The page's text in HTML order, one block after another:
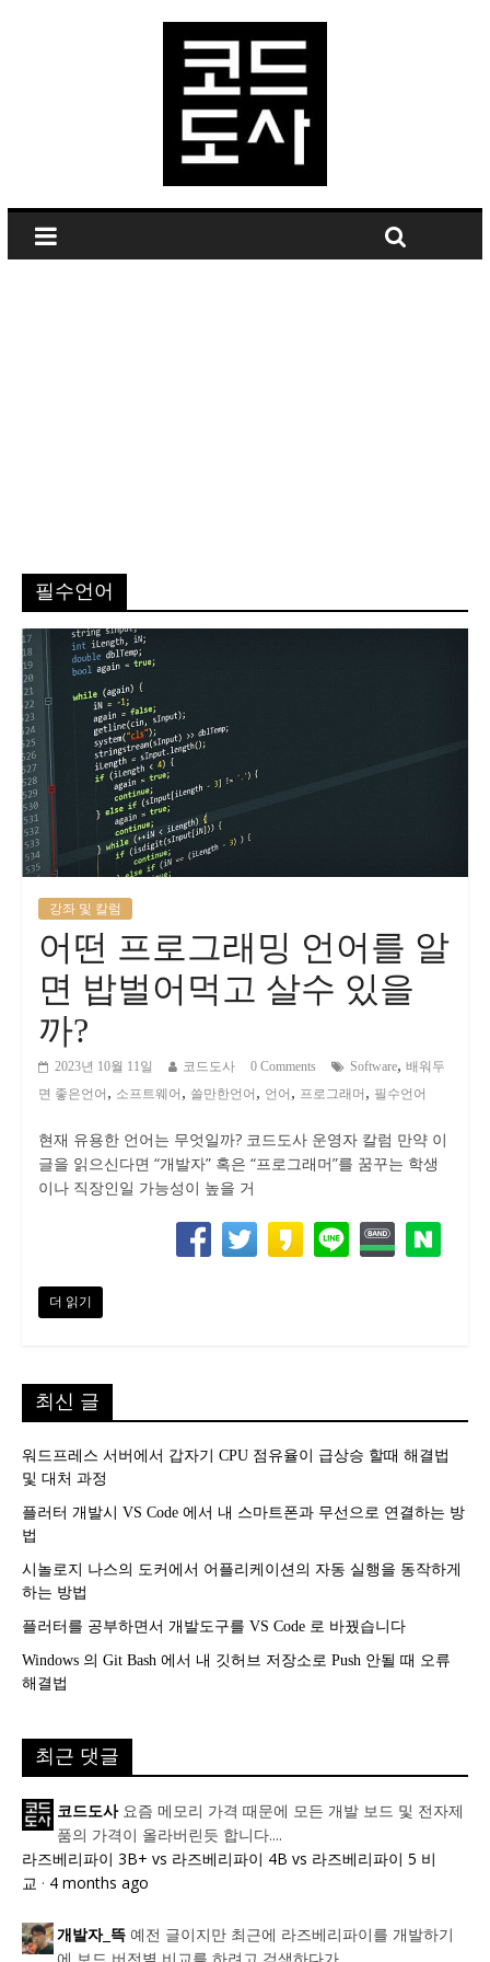
필수언어
강좌 및 칼럼
어떤 프로그래밍 언어를 알
면 밥벌어먹고 살수 있을
까?
2023년 10월 11일 코드도사 0 Comments Software, 배워두
면 좋은언어 , 소프트웨어 , 쓸만한언어 , 언어 , 프로그래머 , 필수언어
현재 유용한 언어는 무엇일까? 코드도사 운영자 칼럼 만약 이
글을 읽으신다면 “개발자” 혹은 “프로그래머”를 꿈꾸는 학생
이나 직장인일 가능성이 높을 거
더 읽기
최신 글
워드프레스 서버에서 갑자기 CPU 점유율이 급상승 할때 해결법
및 대처 과정
플러터 개발시 VS Code 에서 내 스마트폰과 무선으로 연결하는 방
법
시놀로지 나스의 도커에서 어플리케이션의 자동 실행을 동작하게
하는 방법
플러터를 공부하면서 개발도구를 VS Code 로 바꿨습니다
Windows 의 Git Bash 에서 내 깃허브 저장소로 Push 안될 때 오류
해결법
최근 댓글
코드도사 요즘 메모리 가격 때문에 모든 개발 보드 및 전자제
품의 가격이 올라버린듯 합니다....
라즈베리파이 3B+ vs 라즈베리파이 4B vs 라즈베리파이 5 비
교 · 4 months ago
개발자_뜩 예전 글이지만 최근에 라즈베리파이를 개발하기